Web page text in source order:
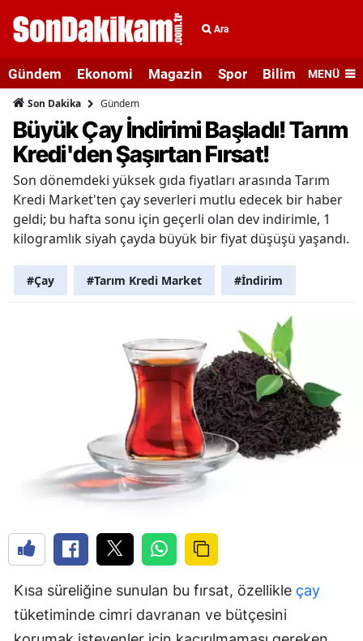
Ara
Gündem Ekonomi Magazin Spor Bilim veMENÜ
Son Dakika Gündem
Büyük Çay İndirimi Başladı! Tarım
Kredi'den Şaşırtan Fırsat!
Son dönemdeki yüksek gıda fiyatları arasında Tarım
Kredi Market'ten çay severleri mutlu edecek bir haber
geldi; bu hafta sonu için geçerli olan dev indirimle, 1
kilogramlık siyah çayda büyük bir fiyat düşüşü yaşandı.
#Çay #Tarım Kredi Market #İndirim
Kısa süreliğine sunulan bu fırsat, özellikle çay
tüketiminde cimri davranan ve bütçesini